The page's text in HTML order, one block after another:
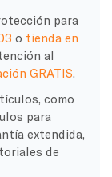
para
o tienda en
al
GRATIS
como
para
extendida,
de